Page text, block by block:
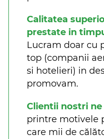
Calitatea
prestate in
Lucram doar cu
top (companii
si hotelieri) in
promovam.
Clientii nostri
printre motivele
care mii de